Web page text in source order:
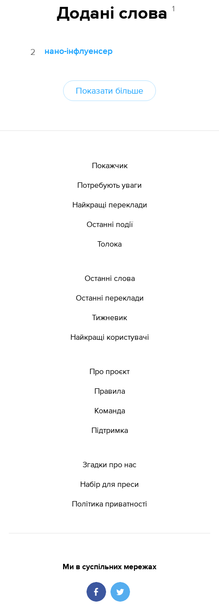
Додані cлова 1
2 нано-інфлуенсер
Показати більше
Покажчик
Потребують уваги
Найкращі переклади
Останні події
Толока
Останні слова
Останні переклади
Тижневик
Найкращі користувачі
Про проєкт
Правила
Команда
Підтримка
Згадки про нас
Набір для преси
Політика приватності
Ми в суспільних мережах